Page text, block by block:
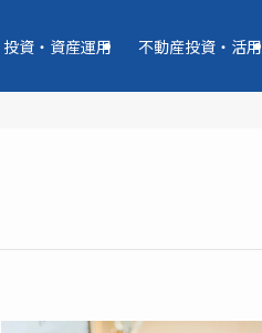
投資・資産運用 不動産投資・活用